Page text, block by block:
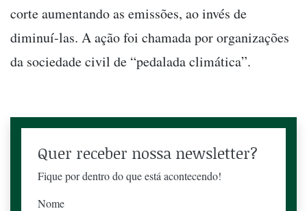
corte aumentando as emissões, ao invés de
diminuí-las. A ação foi chamada por organizações
da sociedade civil de “pedalada climática”.
Quer receber nossa newsletter?
Fique por dentro do que está acontecendo!
Nome